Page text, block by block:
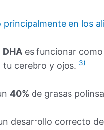
principalmente en los
DHA es funcionar
tu cerebro y ojos. 3)
40% de grasas
desarrollo correcto